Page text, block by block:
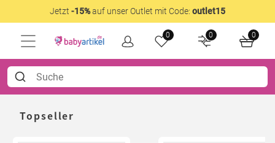
Jetzt -15%auf unser Outlet mit Code: outlet15
0 0 0
Topseller